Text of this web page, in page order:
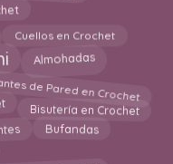
Cuellos en Crochet
Almohadas
de Pared en Crochet
Bisutería en Crochet
Bufandas